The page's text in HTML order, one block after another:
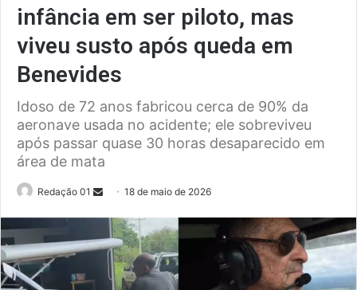
infância em ser piloto, mas
viveu susto após queda em
Benevides
Idoso de 72 anos fabricou cerca de 90% da
aeronave usada no acidente; ele sobreviveu
após passar quase 30 horas desaparecido em
área de mata
Redação 01
Send
email
18 de maio de 2026